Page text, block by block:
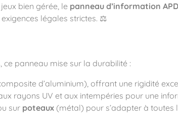
bien gérée, le panneau d’information APD
légales strictes. ⚖️
panneau mise sur la durabilité :
d’aluminium), offrant une rigidité
rayons UV et aux intempéries pour une
sur poteaux (métal) pour s’adapter à toutes